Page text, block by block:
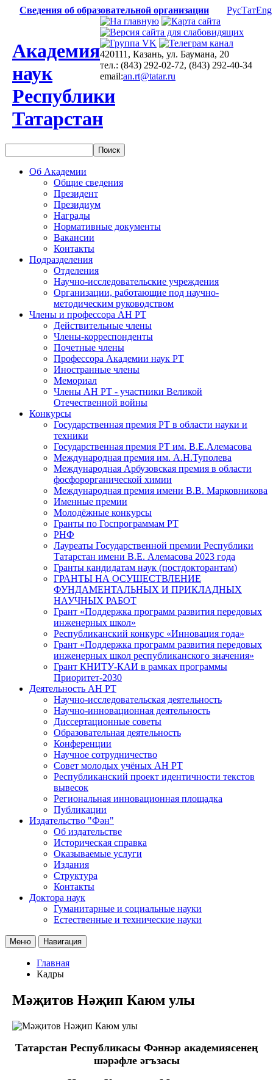
Сведения об образовательной организации РусТатEng
Академия
наук
Республики
Татарстан
420111, Казань, ул. Баумана, 20
тел.: (843) 292-02-72, (843) 292-40-34
email:an.rt@tatar.ru
Об Академии
Общие сведения
Президент
Президиум
Награды
Нормативные документы
Вакансии
Контакты
Подразделения
Отделения
Научно-исследовательские учреждения
Организации, работающие под научно-
методическим руководством
Члены и профессора АН РТ
Действительные члены
Члены-корреспонденты
Почетные члены
Профессора Академии наук РТ
Иностранные члены
Мемориал
Члены АН РТ - участники Великой
Отечественной войны
Конкурсы
Государственная премия РТ в области науки и
техники
Государственная премия РТ им. В.Е.Алемасова
Международная премия им. А.Н.Туполева
Международная Арбузовская премия в области
фосфорорганической химии
Международная премия имени В.В. Марковникова
Именные премии
Молодёжные конкурсы
Гранты по Госпрограммам РТ
РНФ
Лауреаты Государственной премии Республики
Татарстан имени В.Е. Алемасова 2023 года
Гранты кандидатам наук (постдокторантам)
ГРАНТЫ НА ОСУЩЕСТВЛЕНИЕ
ФУНДАМЕНТАЛЬНЫХ И ПРИКЛАДНЫХ
НАУЧНЫХ РАБОТ
Грант «Поддержка программ развития передовых
инженерных школ»
Республиканский конкурс «Инновация года»
Грант «Поддержка программ развития передовых
инженерных школ республиканского значения»
Грант КНИТУ-КАИ в рамках программы
Приоритет-2030
Деятельность АН РТ
Научно-исследовательская деятельность
Научно-инновационная деятельность
Диссертационные советы
Образовательная деятельность
Конференции
Научное сотрудничество
Совет молодых учёных АН РТ
Республиканский проект идентичности текстов
вывесок
Региональная инновационная площадка
Публикации
Издательство "Фән"
Об издательстве
Историческая справка
Оказываемые услуги
Издания
Структура
Контакты
Доктора наук
Гуманитарные и социальные науки
Естественные и технические науки
Меню Навигация
Главная
Кадры
Мәҗитов Нәҗип Каюм улы
Татарстан Республикасы Фәннәр академиясенең
шәрәфле әгъзасы